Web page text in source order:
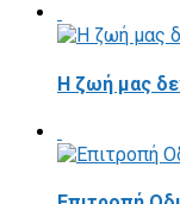
Η ζωή μας